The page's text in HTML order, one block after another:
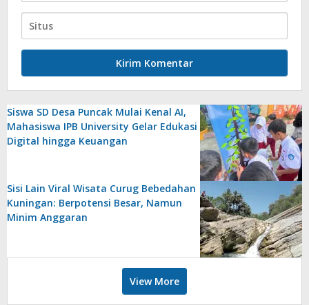
Siswa SD Desa Puncak Mulai Kenal AI,
Mahasiswa IPB University Gelar Edukasi
Digital hingga Keuangan
Sisi Lain Viral Wisata Curug Bebedahan
Kuningan: Berpotensi Besar, Namun
Minim Anggaran
View More